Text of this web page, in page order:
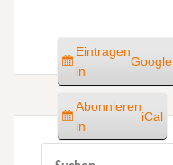
Eintragen
in
Google
Abonnieren
in
iCal